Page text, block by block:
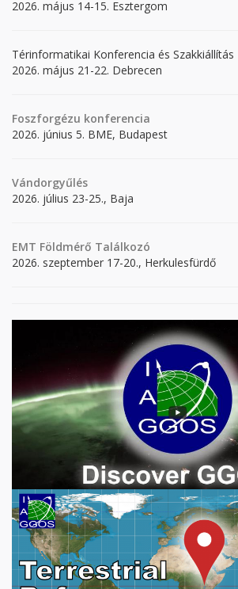
2026. május 14-15. Esztergom
Térinformatikai Konferencia és Szakkiállítás
2026. május 21-22. Debrecen
Foszforgézu konferencia
2026. június 5. BME, Budapest
Vándorgyűlés
2026. július 23-25., Baja
EMT Földmérő Találkozó
2026. szeptember 17-20., Herkulesfürdő